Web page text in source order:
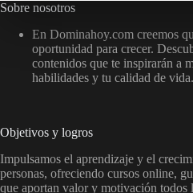
Sobre nosotros
En Dominahoy.com creemos
oportunidad para crecer.
contenidos que te inspirarán a
habilidades y tu calidad de vida.
Objetivos y logros
Impulsamos el aprendizaje y el
personas, ofreciendo cursos online,
que aportan valor y motivación todos